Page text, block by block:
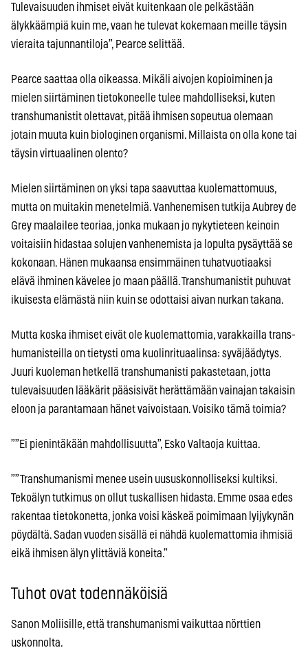
Tulevaisuuden ihmiset eivät kuitenkaan ole pelkästään
älykkäämpiä kuin me, vaan he tulevat kokemaan meille täysin
vieraita tajunnantiloja”, Pearce selittää.
Pearce saattaa olla oikeassa. Mikäli aivojen kopioiminen ja
mielen siirtäminen tietokoneelle tulee mahdolliseksi, kuten
transhumanistit olettavat, pitää ihmisen sopeutua olemaan
jotain muuta kuin biologinen organismi. Millaista on olla kone tai
täysin virtuaalinen olento?
Mielen siirtäminen on yksi tapa saavuttaa kuolemattomuus,
mutta on muitakin menetelmiä. Vanhenemisen tutkija Aubrey de
Grey maalailee teoriaa, jonka mukaan jo nykytieteen keinoin
voitaisiin hidastaa solujen vanhenemista ja lopulta pysäyttää se
kokonaan. Hänen mukaansa ensimmäinen tuhatvuotiaaksi
elävä ihminen kävelee jo maan päällä. Transhumanistit puhuvat
ikuisesta elämästä niin kuin se odottaisi aivan nurkan takana.
Mutta koska ihmiset eivät ole kuolemattomia, varakkailla trans-
humanisteilla on tietysti oma kuolinrituaalinsa: syväjäädytys.
Juuri kuoleman hetkellä transhumanisti pakastetaan, jotta
tulevaisuuden lääkärit pääsisivät herättämään vainajan takaisin
eloon ja parantamaan hänet vaivoistaan. Voisiko tämä toimia?
””Ei pienintäkään mahdollisuutta”, Esko Valtaoja kuittaa.
””Transhumanismi menee usein uususkonnolliseksi kultiksi.
Tekoälyn tutkimus on ollut tuskallisen hidasta. Emme osaa edes
rakentaa tietokonetta, jonka voisi käskeä poimimaan lyijykynän
pöydältä. Sadan vuoden sisällä ei nähdä kuolemattomia ihmisiä
eikä ihmisen älyn ylittäviä koneita.”
Tuhot ovat todennäköisiä
Sanon Moliisille, että transhumanismi vaikuttaa nörttien
uskonnolta.